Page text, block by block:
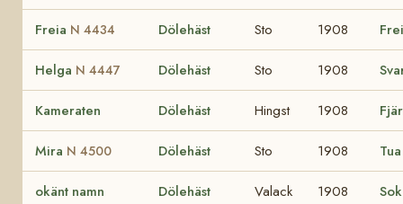
Freia N 4434 Dölehäst Sto 1908
Helga N 4447 Dölehäst Sto 1908
Kameraten Dölehäst Hingst 1908
Mira N 4500 Dölehäst Sto 1908
okänt namn Dölehäst Valack 1908